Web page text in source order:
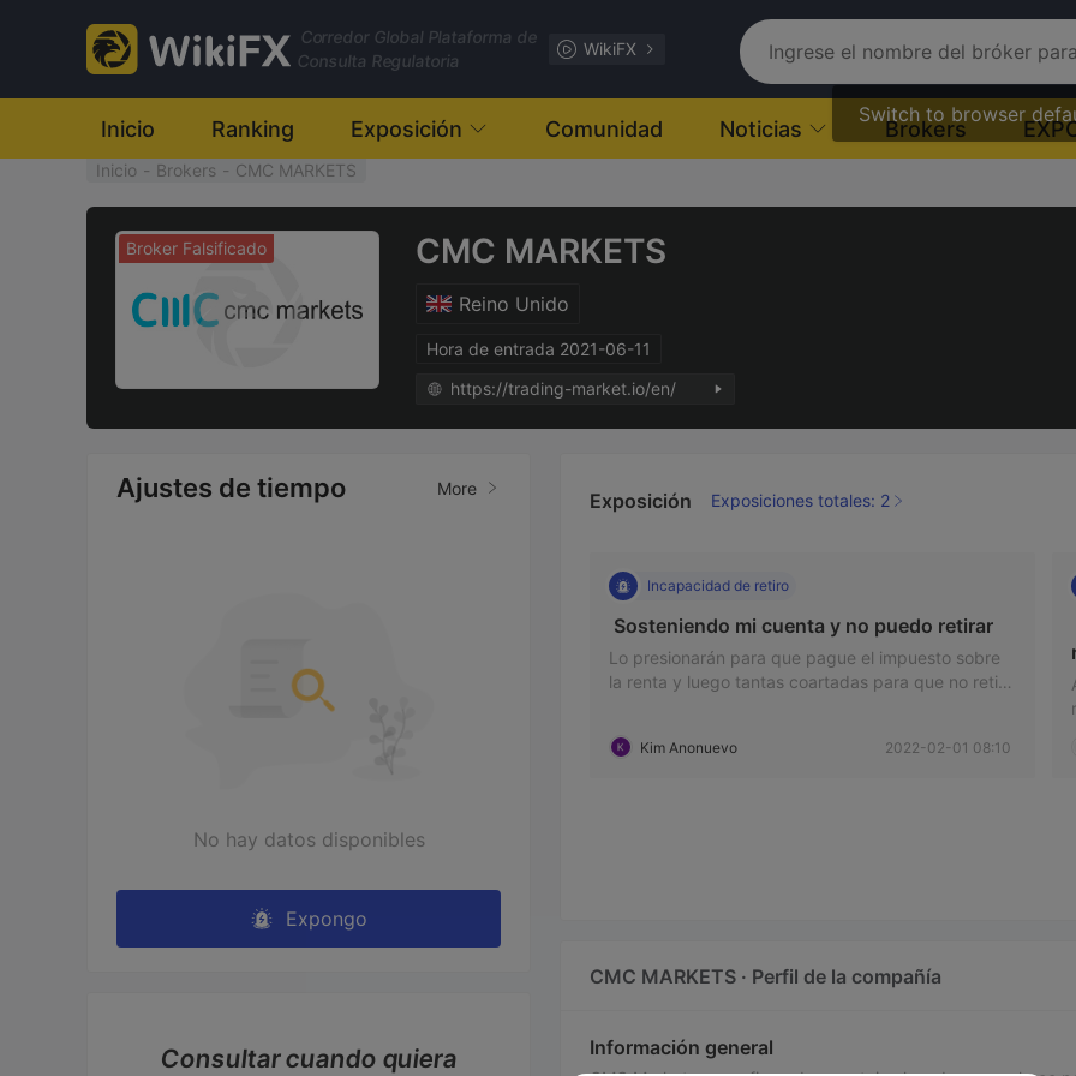
Corredor Global Plataforma de
Consulta Regulatoria
WikiFX
Switch to browser
Inicio Ranking Exposición Comunidad Noticias Brokers
Inicio - Brokers - CMC MARKETS
Broker Falsificado CMC MARKETS
Reino Unido
Hora de entrada 2021-06-11
https://trading-market.io/en/
Ajustes de tiempo More
No hay datos disponibles
Expongo
Consultar cuando quiera
Exposición Exposiciones totales: 2
Incapacidad de retiro
Lo presionarán para que pague el impuesto sobre
la renta y luego tantas coartadas para que no retire
Kim Anonuevo 2022-02-01 08:10
CMC MARKETS · Perfil de la compañía
Información general